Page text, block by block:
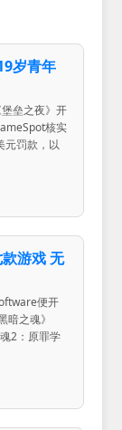
岁青年
垒之夜》开
核实
元罚款，以
游戏 无
便开
之魂》
2：原罪学